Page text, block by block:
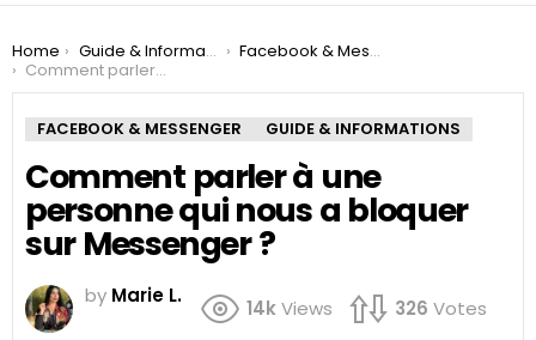
You are here:
Home Guide & Informations
Facebook & Messenger
Comment parler à une personne qui nous a bloquer sur Messenger ?
FACEBOOK & MESSENGER GUIDE & INFORMATIONS
Comment parler à une
personne qui nous a bloquer
sur Messenger ?
by Marie L.
14kViews 326 Votes